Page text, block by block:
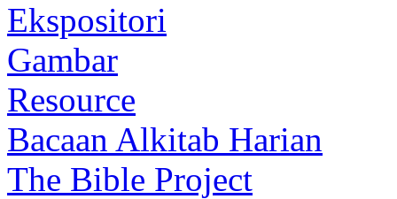
Ekspositori
Gambar
Resource
Bacaan Alkitab Harian
The Bible Project